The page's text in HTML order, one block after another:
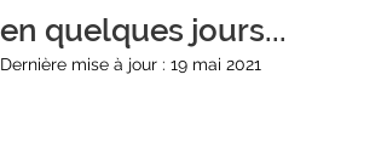
en quelques jours...
Dernière mise à jour : 19 mai 2021